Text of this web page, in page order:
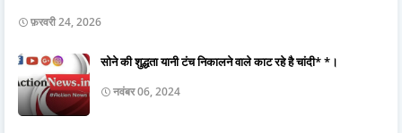
फ़रवरी 24, 2026
सोने की शुद्धता यानी टंच निकालने वाले काट रहे है चांदी* *।
नवंबर 06, 2024